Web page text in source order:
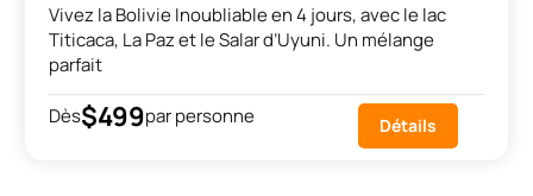
Vivez la Bolivie Inoubliable en 4 jours, avec le lac
Titicaca, La Paz et le Salar d’Uyuni. Un mélange
parfait
Dès$499par personne Détails